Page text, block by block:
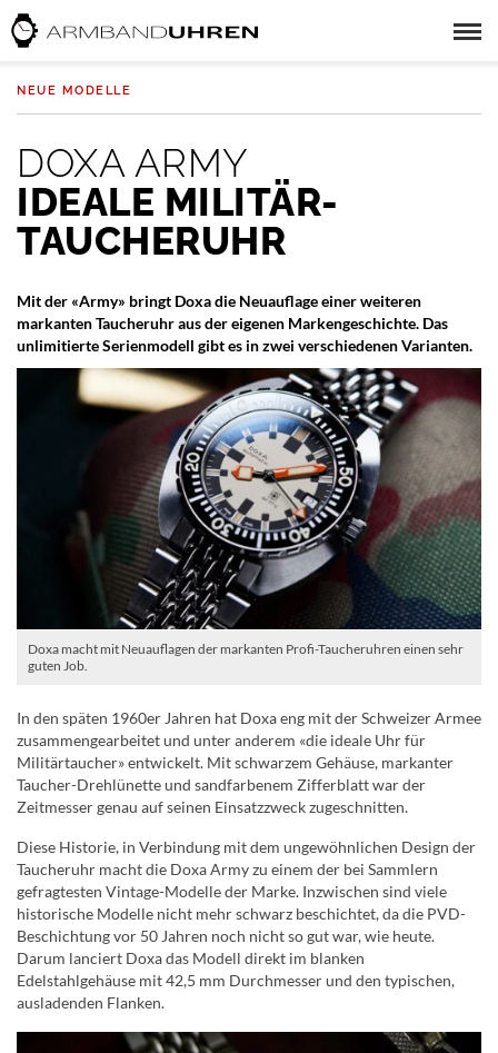
NEUE MODELLE
DOXA ARMY
IDEALE MILITÄR-
TAUCHERUHR
Mit der «Army» bringt Doxa die Neuauflage einer weiteren
markanten Taucheruhr aus der eigenen Markengeschichte. Das
unlimitierte Serienmodell gibt es in zwei verschiedenen Varianten.
Doxa macht mit Neuauflagen der markanten Profi-Taucheruhren einen sehr
guten Job.
In den späten 1960er Jahren hat Doxa eng mit der Schweizer Armee
zusammengearbeitet und unter anderem «die ideale Uhr für
Militärtaucher» entwickelt. Mit schwarzem Gehäuse, markanter
Taucher-Drehlünette und sandfarbenem Zifferblatt war der
Zeitmesser genau auf seinen Einsatzzweck zugeschnitten.
Diese Historie, in Verbindung mit dem ungewöhnlichen Design der
Taucheruhr macht die Doxa Army zu einem der bei Sammlern
gefragtesten Vintage-Modelle der Marke. Inzwischen sind viele
historische Modelle nicht mehr schwarz beschichtet, da die PVD-
Beschichtung vor 50 Jahren noch nicht so gut war, wie heute.
Darum lanciert Doxa das Modell direkt im blanken
Edelstahlgehäuse mit 42,5 mm Durchmesser und den typischen,
ausladenden Flanken.